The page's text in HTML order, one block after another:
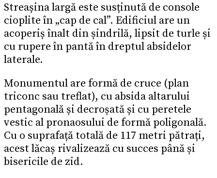
Streașina largă este susținută de console
cioplite în „cap de cal”. Edificiul are un
acoperiș înalt din șindrilă, lipsit de turle și
cu rupere în pantă în dreptul absidelor
laterale.
Monumentul are formă de cruce (plan
triconc sau treflat), cu absida altarului
pentagonală și decroșată și cu peretele
vestic al pronaosului de formă poligonală.
Cu o suprafață totală de 117 metri pătrați,
acest lăcaș rivalizează cu succes până și
bisericile de zid.